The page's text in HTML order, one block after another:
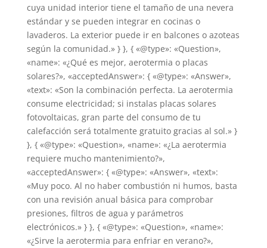
cuya unidad interior tiene el tamaño de una nevera
estándar y se pueden integrar en cocinas o
lavaderos. La exterior puede ir en balcones o azoteas
según la comunidad.» } }, { «@type»: «Question»,
«name»: «¿Qué es mejor, aerotermia o placas
solares?», «acceptedAnswer»: { «@type»: «Answer»,
«text»: «Son la combinación perfecta. La aerotermia
consume electricidad; si instalas placas solares
fotovoltaicas, gran parte del consumo de tu
calefacción será totalmente gratuito gracias al sol.» }
}, { «@type»: «Question», «name»: «¿La aerotermia
requiere mucho mantenimiento?»,
«acceptedAnswer»: { «@type»: «Answer», «text»:
«Muy poco. Al no haber combustión ni humos, basta
con una revisión anual básica para comprobar
presiones, filtros de agua y parámetros
electrónicos.» } }, { «@type»: «Question», «name»:
«¿Sirve la aerotermia para enfriar en verano?»,